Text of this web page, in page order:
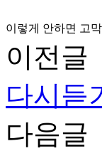
이렇게 안하면 고
이전글
다시듣
다음글